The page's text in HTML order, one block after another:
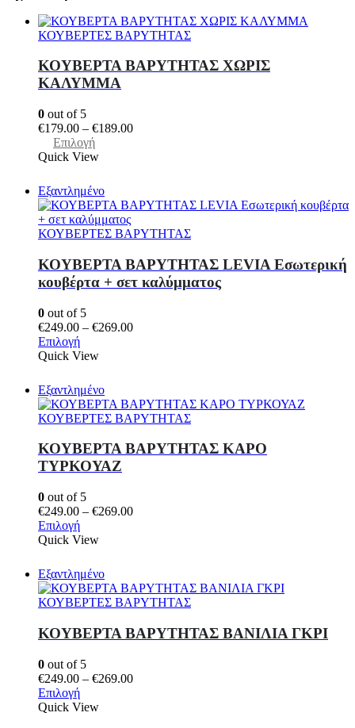
ΚΟΥΒΕΡΤΕΣ ΒΑΡΥΤΗΤΑΣ
ΚΟΥΒΕΡΤΑ ΒΑΡΥΤΗΤΑΣ ΧΩΡΙΣ
ΚΑΛΥΜΜΑ
0 out of 5
€179.00 – €189.00Price
Επιλογή
πολλαπλές
παραλλαγές.
Οι
επιλογές
να
επιλεγούν
του
Quick View
Εξαντλημένο
ΚΟΥΒΕΡΤΕΣ ΒΑΡΥΤΗΤΑΣ
ΚΟΥΒΕΡΤΑ ΒΑΡΥΤΗΤΑΣ LEVIA Εσωτερική
κουβέρτα + σετ καλύμματος
0 out of 5
€249.00 – €269.00Price
ΕπιλογήΑυτό
το
έχει
πολλαπλές
παραλλαγές.
Οι
επιλογές
μπορούν
να
στη
σελίδα
του
προϊόντος
Quick View
Εξαντλημένο
ΚΟΥΒΕΡΤΕΣ ΒΑΡΥΤΗΤΑΣ
ΚΟΥΒΕΡΤΑ ΒΑΡΥΤΗΤΑΣ ΚΑΡΟ
ΤΥΡΚΟΥΑΖ
0 out of 5
€249.00 – €269.00Price
ΕπιλογήΑυτό
το
έχει
πολλαπλές
παραλλαγές.
Οι
μπορούν
επιλεγούν
στη
σελίδα
του
Quick View
Εξαντλημένο
ΚΟΥΒΕΡΤΕΣ ΒΑΡΥΤΗΤΑΣ
ΚΟΥΒΕΡΤΑ ΒΑΡΥΤΗΤΑΣ ΒΑΝΙΛΙΑ ΓΚΡΙ
0 out of 5
€249.00 – €269.00Price
ΕπιλογήΑυτό
το
Quick View